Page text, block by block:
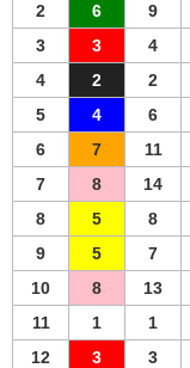
2
6 9
3
3 4
4
2 2
5
4 6
6
7 11
7
8 14
8
5 8
9
5 7
10
8 13
11
1 1
12
3 3